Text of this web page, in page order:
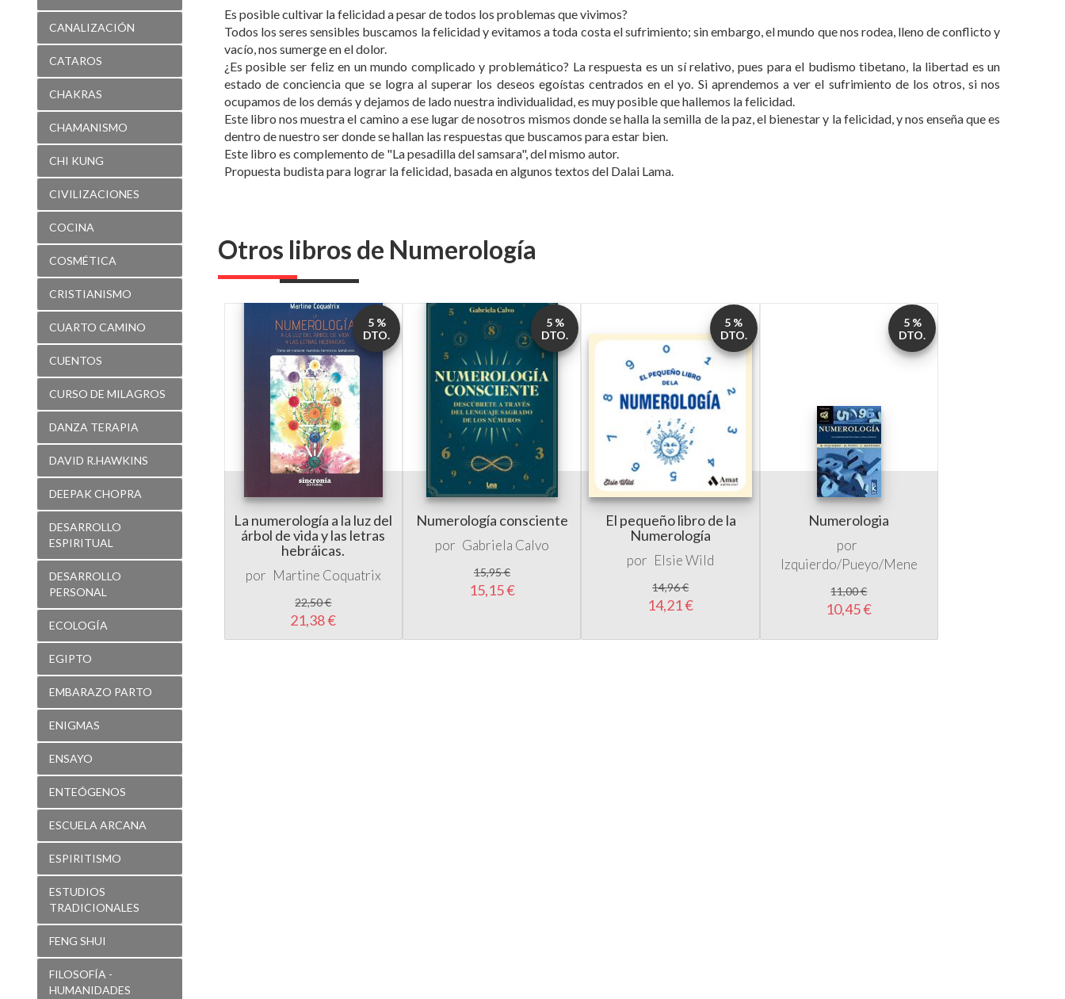
CANALIZACIÓN
CATAROS
CHAKRAS
CHAMANISMO
CHI KUNG
CIVILIZACIONES
COCINA
COSMÉTICA
CRISTIANISMO
CUARTO CAMINO
CUENTOS
CURSO DE MILAGROS
DANZA TERAPIA
DAVID R.HAWKINS
DEEPAK CHOPRA
DESARROLLO
ESPIRITUAL
DESARROLLO
PERSONAL
ECOLOGÍA
EGIPTO
EMBARAZO PARTO
ENIGMAS
ENSAYO
ENTEÓGENOS
ESCUELA ARCANA
ESPIRITISMO
ESTUDIOS
TRADICIONALES
FENG SHUI
FILOSOFÍA -
HUMANIDADES
Es posible cultivar la felicidad a pesar de todos los problemas que vivimos?
Todos los seres sensibles buscamos la felicidad y evitamos a toda costa el sufrimiento; sin embargo, el mundo que nos rodea, lleno de conflicto y
vacío, nos sumerge en el dolor.
¿Es posible ser feliz en un mundo complicado y problemático? La respuesta es un sí relativo, pues para el budismo tibetano, la libertad es un
estado de conciencia que se logra al superar los deseos egoístas centrados en el yo. Si aprendemos a ver el sufrimiento de los otros, si nos
ocupamos de los demás y dejamos de lado nuestra individualidad, es muy posible que hallemos la felicidad.
Este libro nos muestra el camino a ese lugar de nosotros mismos donde se halla la semilla de la paz, el bienestar y la felicidad, y nos enseña que es
dentro de nuestro ser donde se hallan las respuestas que buscamos para estar bien.
Este libro es complemento de "La pesadilla del samsara", del mismo autor.
Propuesta budista para lograr la felicidad, basada en algunos textos del Dalai Lama.
Otros libros de Numerología
La numerología a la luz del
árbol de vida y las letras
hebráicas.
por Martine Coquatrix
22,50 €
21,38 €
5 %
DTO.
Numerología consciente
por Gabriela Calvo
15,95 €
15,15 €
5 %
DTO.
El pequeño libro de la
Numerología
por Elsie Wild
14,96 €
14,21 €
5 %
DTO.
Numerologia
por
Izquierdo/Pueyo/Mene
11,00 €
10,45 €
5 %
DTO.